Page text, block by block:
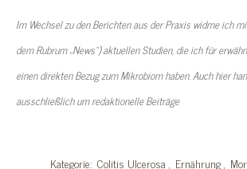
Im Wechsel zu den Berichten aus der Praxis widme ich
dem Rubrum „News“) aktuellen Studien, die ich für
einen direkten Bezug zum Mikrobiom haben. Auch hier
ausschließlich um redaktionelle Beiträge
Kategorie: Colitis Ulcerosa Ernährung